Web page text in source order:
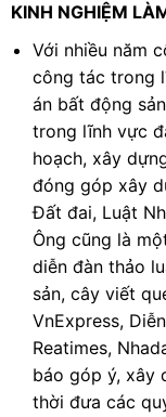
KINH NGHIỆM
Với nhiều năm
công tác trong
án bất động
trong lĩnh vực
hoạch, xây
đóng góp xây
Đất đai, Luật
Ông cũng là
diễn đàn thảo
sản, cây viết
VnExpress,
Reatimes,
báo góp ý, xây
thời đưa các